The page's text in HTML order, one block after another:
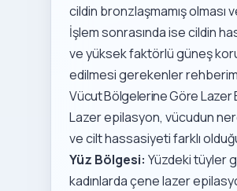
cildin bronzlaşmamış olması
İşlem sonrasında ise cildin
ve yüksek faktörlü güneş
edilmesi gerekenler
Vücut Bölgelerine Göre Lazer
Lazer epilasyon, vücudun
ve cilt hassasiyeti farklı
Yüz Bölgesi: Yüzdeki tüyler
kadınlarda çene lazer